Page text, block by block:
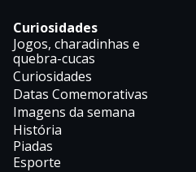
Curiosidades
Jogos, charadinhas e
quebra-cucas
Curiosidades
Datas Comemorativas
Imagens da semana
História
Piadas
Esporte